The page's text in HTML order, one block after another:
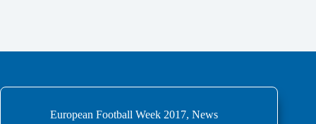
European Football Week 2017, News